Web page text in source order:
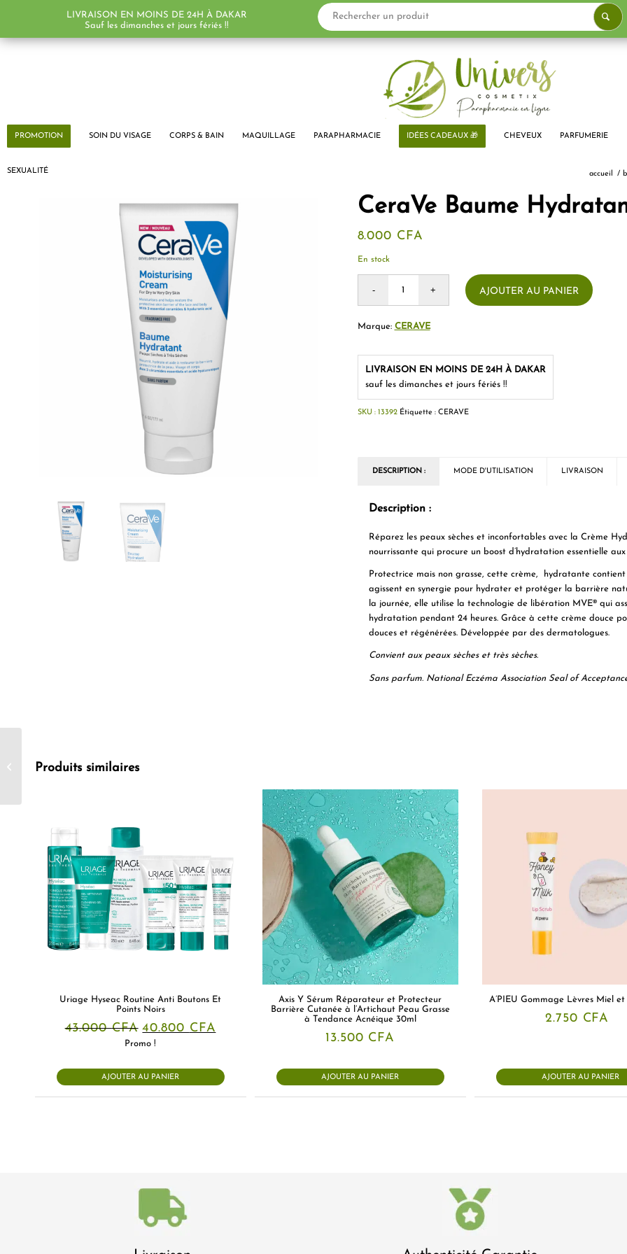
PROMOTION SOIN DU VISAGE CORPS & BAIN MAQUILLAGE PARAPHARMACIE IDÉES CADEAUX 🎁 CHEVEUX PARFUMERIE
SEXUALITÉ accueil /
CeraVe Baume
8.000 CFA
En stock
AJOUTER AU PANIER
Marque: CERAVE
LIVRAISON EN MOINS DE 24H À DAKAR
sauf les dimanches et jours fériés !!
SKU : 13392 Étiquette : CERAVE
DESCRIPTION : MODE D'UTILISATION LIVRAISON
Description :
Réparez les peaux sèches et inconfortables avec la Crème
nourrissante qui procure un boost d’hydratation essentielle aux
Protectrice mais non grasse, cette crème, hydratante
agissent en synergie pour hydrater et protéger la barrière
la journée, elle utilise la technologie de libération MVE® qui
hydratation pendant 24 heures. Grâce à cette crème douce
douces et régénérées. Développée par des dermatologues.
Convient aux peaux sèches et très sèches.
Sans parfum. National Eczéma Association Seal of
Produits similaires
Uriage Hyseac Routine Anti Boutons Et
Points Noirs
43.000CFA Le
prix
initial
43.000 CFA.
40.800 CFA
40.800 CFA.
Promo !
AJOUTER AU PANIER
Axis Y Sérum Réparateur et Protecteur
Barrière Cutanée à l’Artichaut Peau Grasse
à Tendance Acnéique 30ml
13.500 CFA
AJOUTER AU PANIER
A’PIEU Gommage Lèvres Miel
2.750 CFA
AJOUTER AU PANIER
LIVRAISON EN MOINS DE 24H À DAKAR
Sauf les dimanches et jours fériés !!
Lavante Hydratante et
Baume Hydratant